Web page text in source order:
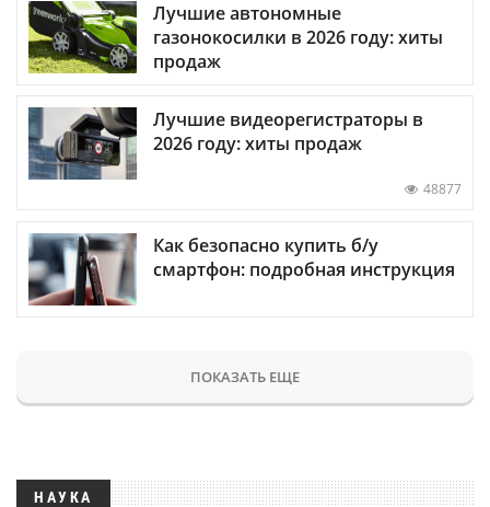
Лучшие автономные
газонокосилки в 2026 году: хиты
продаж
Лучшие видеорегистраторы в
2026 году: хиты продаж
48877
Как безопасно купить б/у
смартфон: подробная инструкция
ПОКАЗАТЬ ЕЩЕ
НАУКА